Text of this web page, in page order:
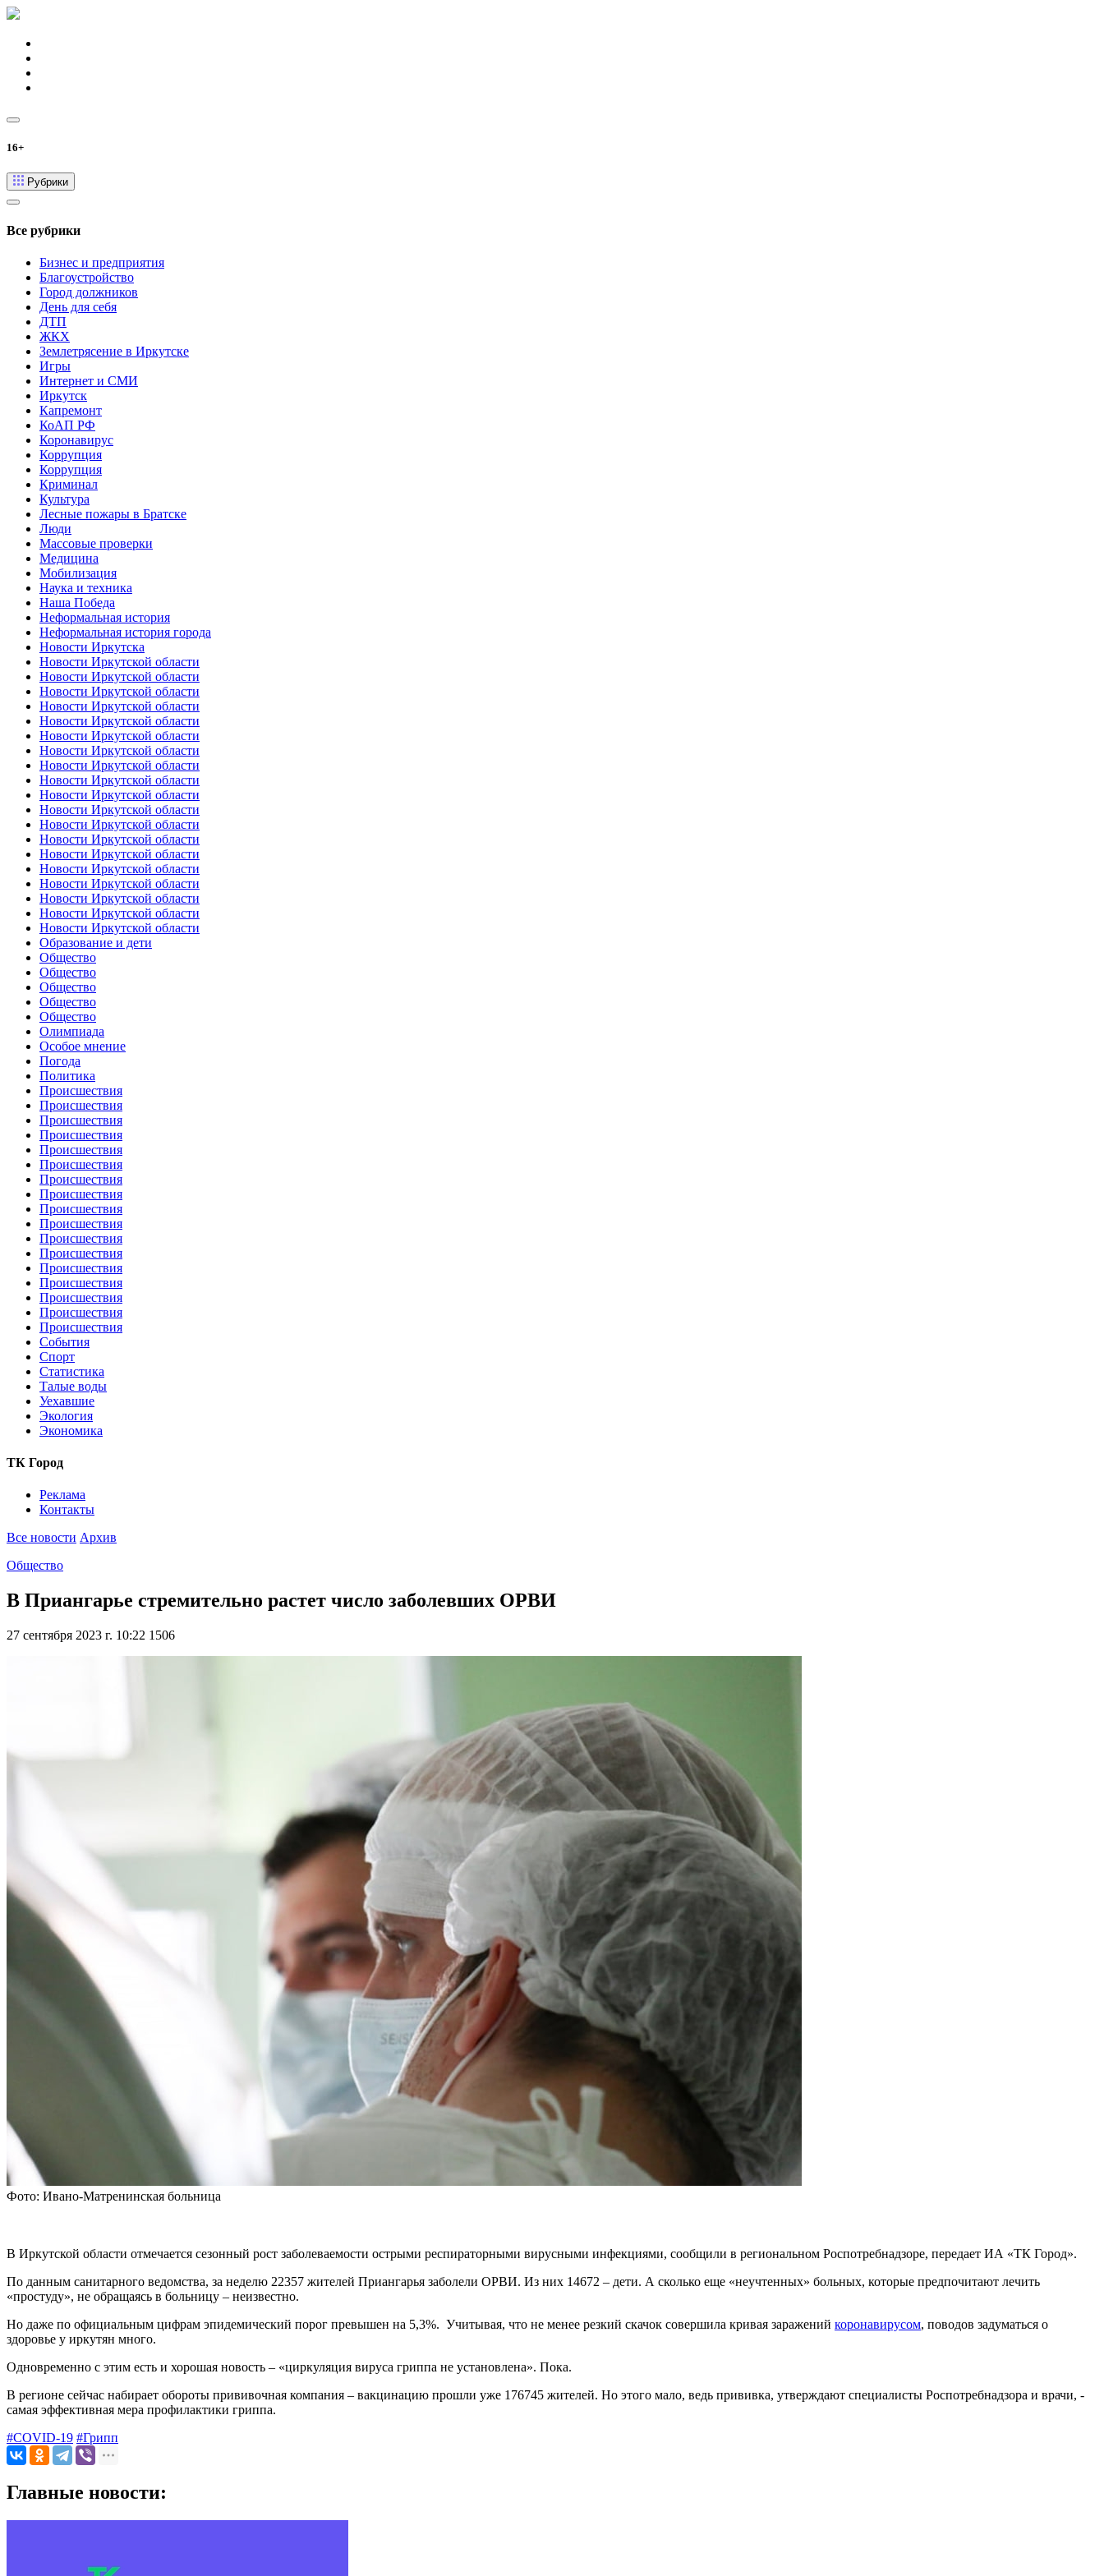
16+
Рубрики
Все рубрики
Бизнес и предприятия
Благоустройство
Город должников
День для себя
ДТП
ЖКХ
Землетрясение в Иркутске
Игры
Интернет и СМИ
Иркутск
Капремонт
КоАП РФ
Коронавирус
Коррупция
Коррупция
Криминал
Культура
Лесные пожары в Братске
Люди
Массовые проверки
Медицина
Мобилизация
Наука и техника
Наша Победа
Неформальная история
Неформальная история города
Новости Иркутска
Новости Иркутской области
Новости Иркутской области
Новости Иркутской области
Новости Иркутской области
Новости Иркутской области
Новости Иркутской области
Новости Иркутской области
Новости Иркутской области
Новости Иркутской области
Новости Иркутской области
Новости Иркутской области
Новости Иркутской области
Новости Иркутской области
Новости Иркутской области
Новости Иркутской области
Новости Иркутской области
Новости Иркутской области
Новости Иркутской области
Новости Иркутской области
Образование и дети
Общество
Общество
Общество
Общество
Общество
Олимпиада
Особое мнение
Погода
Политика
Происшествия
Происшествия
Происшествия
Происшествия
Происшествия
Происшествия
Происшествия
Происшествия
Происшествия
Происшествия
Происшествия
Происшествия
Происшествия
Происшествия
Происшествия
Происшествия
Происшествия
События
Спорт
Статистика
Талые воды
Уехавшие
Экология
Экономика
ТК Город
Реклама
Контакты
Все новости Архив
Общество
В Приангарье стремительно растет число заболевших ОРВИ
27 сентября 2023 г. 10:22 1506
Фото: Ивано-Матренинская больница
В Иркутской области отмечается сезонный рост заболеваемости острыми респираторными вирусными инфекциями, сообщили в региональном Роспотребнадзоре, передает ИА «ТК Город».
По данным санитарного ведомства, за неделю 22357 жителей Приангарья заболели ОРВИ. Из них 14672 – дети. А сколько еще «неучтенных» больных, которые предпочитают лечить
«простуду», не обращаясь в больницу – неизвестно.
Но даже по официальным цифрам эпидемический порог превышен на 5,3%. Учитывая, что не менее резкий скачок совершила кривая заражений коронавирусом, поводов задуматься о
здоровье у иркутян много.
Одновременно с этим есть и хорошая новость – «циркуляция вируса гриппа не установлена». Пока.
В регионе сейчас набирает обороты прививочная компания – вакцинацию прошли уже 176745 жителей. Но этого мало, ведь прививка, утверждают специалисты Роспотребнадзора и врачи, -
самая эффективная мера профилактики гриппа.
#COVID-19 #Грипп
Главные новости: